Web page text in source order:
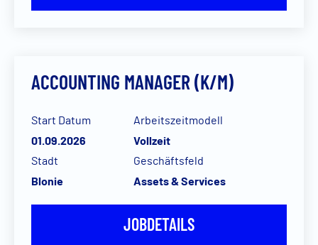
ACCOUNTING MANAGER (K/M)
Start Datum
01.09.2026
Arbeitszeitmodell
Vollzeit
Stadt
Blonie
Geschäftsfeld
Assets & Services
JOBDETAILS